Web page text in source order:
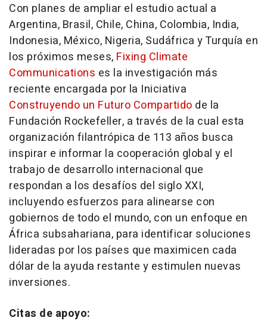
Con planes de ampliar el estudio actual a
Argentina, Brasil, Chile, China, Colombia, India,
Indonesia, México, Nigeria, Sudáfrica y Turquía en
los próximos meses, Fixing Climate
Communications es la investigación más
reciente encargada por la Iniciativa
Construyendo un Futuro Compartido de la
Fundación Rockefeller, a través de la cual esta
organización filantrópica de 113 años busca
inspirar e informar la cooperación global y el
trabajo de desarrollo internacional que
respondan a los desafíos del siglo XXI,
incluyendo esfuerzos para alinearse con
gobiernos de todo el mundo, con un enfoque en
África subsahariana, para identificar soluciones
lideradas por los países que maximicen cada
dólar de la ayuda restante y estimulen nuevas
inversiones.
Citas de apoyo: